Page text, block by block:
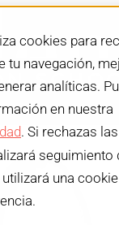
cookies para
tu navegación,
analíticas.
en nuestra
. Si rechazas las
seguimiento
una